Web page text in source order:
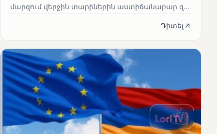
մարզում վերջին տարիներին աստիճանաբար զ...
Դիտել